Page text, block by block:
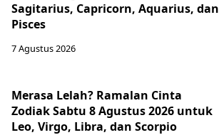
Sagitarius, Capricorn, Aquarius, dan
Pisces
7 Agustus 2026
Merasa Lelah? Ramalan Cinta
Zodiak Sabtu 8 Agustus 2026 untuk
Leo, Virgo, Libra, dan Scorpio